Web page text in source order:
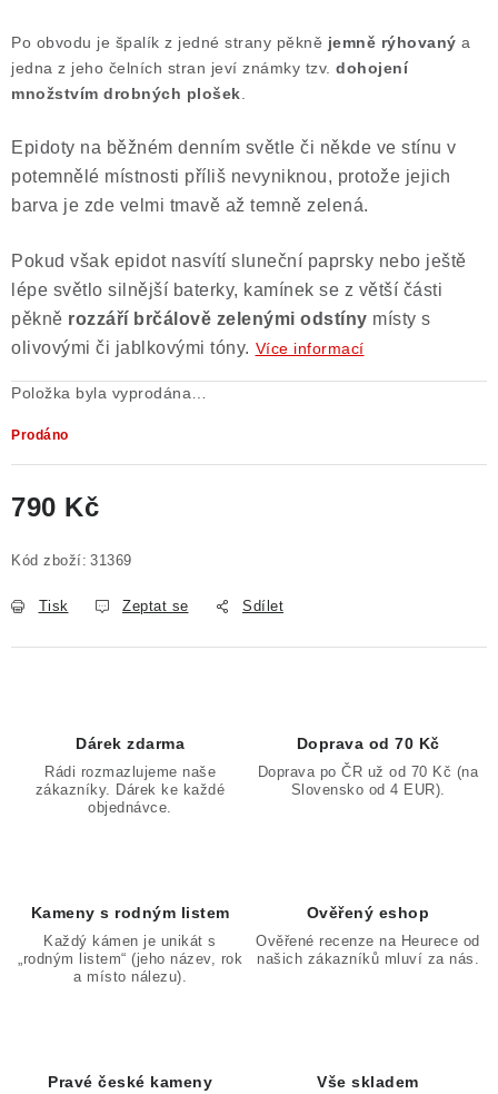
Po obvodu je špalík z jedné strany pěkně jemně rýhovaný a
jedna z jeho čelních stran jeví známky tzv. dohojení
množstvím drobných plošek
Epidoty na běžném denním světle či někde ve stínu v
potemnělé místnosti příliš nevyniknou, protože jejich
barva je zde velmi tmavě až temně zelená.
Pokud však epidot nasvítí sluneční paprsky nebo ještě
lépe světlo silnější baterky, kamínek se z větší části
pěkně rozzáří brčálově zelenými odstíny místy s
olivovými či jablkovými tóny. Více informací
Položka byla vyprodána…
Prodáno
790 Kč
Kód zboží: 31369
Tisk Zeptat se Sdílet
Dárek zdarma
Rádi rozmazlujeme naše
zákazníky. Dárek ke každé
objednávce.
Doprava od 70 Kč
Doprava po ČR už od 70 Kč (na
Slovensko od 4 EUR).
Kameny s rodným listem
Každý kámen je unikát s
„rodným listem“ (jeho název, rok
a místo nálezu).
Ověřený eshop
Ověřené recenze na Heurece od
našich zákazníků mluví za nás.
Pravé české kameny Vše skladem